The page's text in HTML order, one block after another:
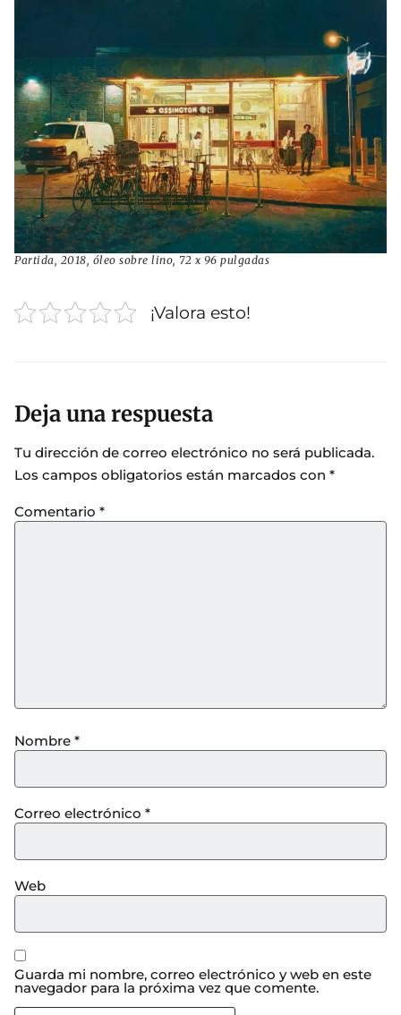
Partida, 2018, óleo sobre lino, 72 x 96 pulgadas
¡Valora esto!
Deja una respuesta
Tu dirección de correo electrónico no será publicada.
Los campos obligatorios están marcados con *
Comentario *
Nombre *
Correo electrónico *
Web
Guarda mi nombre, correo electrónico y web en este
navegador para la próxima vez que comente.